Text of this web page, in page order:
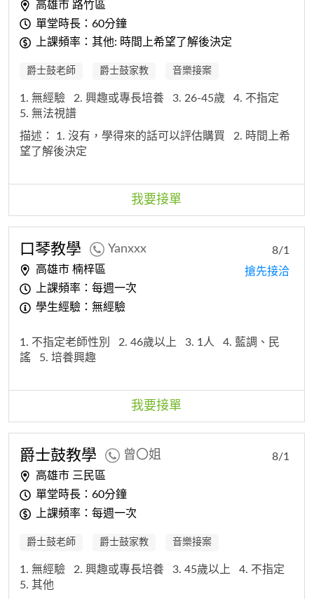
高雄市 路竹區
單堂時長：60分鐘
上課頻率：其他: 時間上希望了解後決定
爵士鼓老師 爵士鼓家教 音樂接案
1. 無經驗 2. 興趣或專長培養 3. 26-45歲
4. 不指定
5. 無法視譜
描述： 1. 沒有，學得來的話可以評估購買
2. 時間上希
望了解後決定
我要接單
口琴教學 Yanxxx
高雄市 楠梓區
上課頻率：每週一次
學生經驗：無經驗
8/1
搶先接洽
1. 不指定老師性別 2. 46歲以上 3. 1人
4. 藍調、民
謠
5. 培養興趣
我要接單
爵士鼓教學 曾〇姐
高雄市 三民區
單堂時長：60分鐘
上課頻率：每週一次
8/1
爵士鼓老師 爵士鼓家教 音樂接案
1. 無經驗 2. 興趣或專長培養 3. 45歲以上
4. 不指定
5. 其他